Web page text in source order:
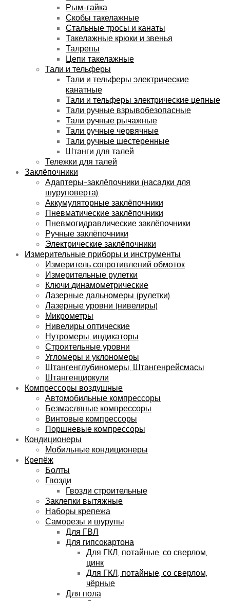
Рым-гайка
Скобы такелажные
Стальные тросы и канаты
Такелажные крюки и звенья
Талрепы
Цепи такелажные
Тали и тельферы
Тали и тельферы электрические
канатные
Тали и тельферы электрические цепные
Тали ручные взрывобезопасные
Тали ручные рычажные
Тали ручные червячные
Тали ручные шестеренные
Штанги для талей
Тележки для талей
Заклёпочники
Адаптеры-заклёпочники (насадки для
шуруповерта)
Аккумуляторные заклёпочники
Пневматические заклёпочники
Пневмогидравлические заклёпочники
Ручные заклёпочники
Электрические заклёпочники
Измерительные приборы и инструменты
Измеритель сопротивлений обмоток
Измерительные рулетки
Ключи динамометрические
Лазерные дальномеры (рулетки)
Лазерные уровни (нивелиры)
Микрометры
Нивелиры оптические
Нутромеры, индикаторы
Строительные уровни
Угломеры и уклономеры
Штангенглубиномеры, Штангенрейсмасы
Штангенциркули
Компрессоры воздушные
Автомобильные компрессоры
Безмасляные компрессоры
Винтовые компрессоры
Поршневые компрессоры
Кондиционеры
Мобильные кондиционеры
Крепёж
Болты
Гвозди
Гвозди строительные
Заклепки вытяжные
Наборы крепежа
Саморезы и шурупы
Для ГВЛ
Для гипсокартона
Для ГКЛ, потайные, со сверлом,
цинк
Для ГКЛ, потайные, со сверлом,
чёрные
Для пола